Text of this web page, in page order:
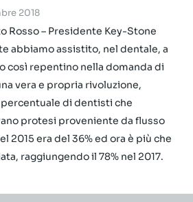
2018
Rosso – Presidente Key-Stone
abbiamo assistito, nel dentale, a
così repentino nella domanda di
vera e propria rivoluzione,
di dentisti che
protesi proveniente da flusso
2015 era del 36% ed ora è più che
raggiungendo il 78% nel 2017.